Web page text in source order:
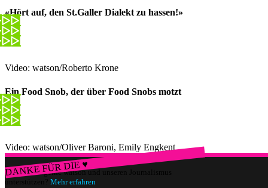
«Hört auf, den St.Galler Dialekt zu hassen!»
Video: watson/Roberto Krone
Ein Food Snob, der über Food Snobs motzt
Video: watson/Oliver Baroni, Emily Engkent
DANKE FÜR DIE ♥
Würdest du gerne watson und unseren Journalismus
unterstützen? Mehr erfahren